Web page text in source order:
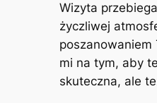
Wizyta
życzliwej
poszanowaniem
mi na tym, aby
skuteczna, ale